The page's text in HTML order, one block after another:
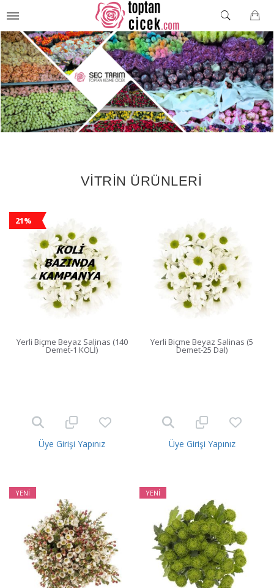
VİTRİN ÜRÜNLERİ
21%
Yerli Biçme Beyaz Salinas (140
Demet-1 KOLİ)
Üye Girişi Yapınız
Yerli Biçme Beyaz Salinas (5
Demet-25 Dal)
Üye Girişi Yapınız
YENİ YENİ